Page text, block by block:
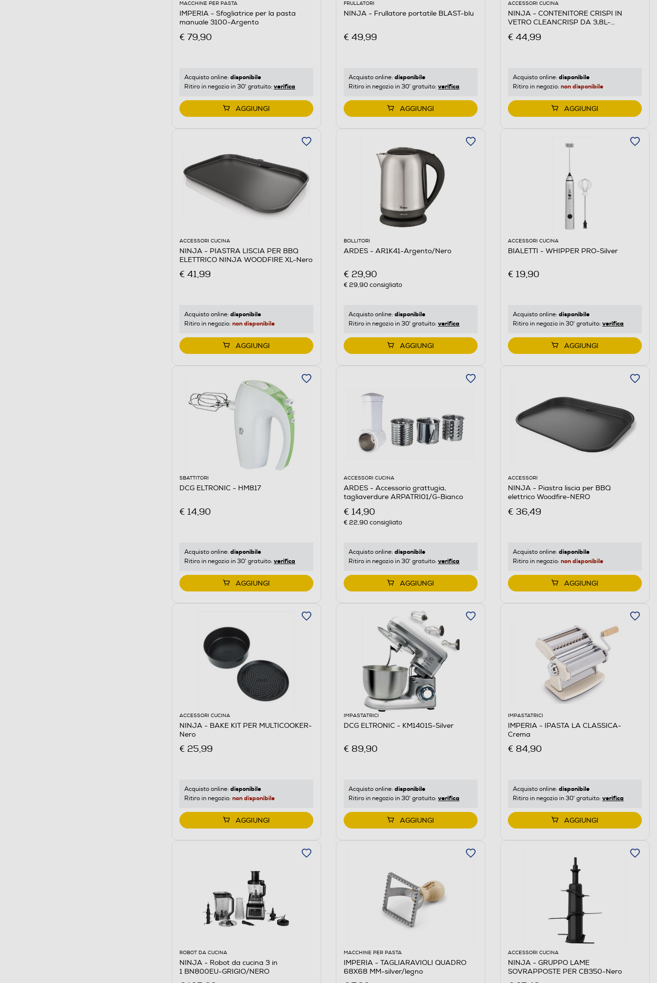
MACCHINE PER PASTA
IMPERIA - Sfogliatrice per la pasta
manuale 3100-Argento
€ 79,90
Acquisto online: disponibile
Ritiro in negozio in 30' gratuito: verifica
AGGIUNGI
FRULLATORI
NINJA - Frullatore portatile BLAST-blu
€ 49,99
Acquisto online: disponibile
Ritiro in negozio in 30' gratuito: verifica
AGGIUNGI
ACCESSORI CUCINA
NINJA - CONTENITORE CRISPI IN
VETRO CLEANCRISP DA 3,8L-
€ 44,99
Acquisto online: disponibile
Ritiro in negozio: non disponibile
AGGIUNGI
ACCESSORI CUCINA
NINJA - PIASTRA LISCIA PER BBQ
ELETTRICO NINJA WOODFIRE XL-Nero
€ 41,99
Acquisto online: disponibile
Ritiro in negozio: non disponibile
AGGIUNGI
BOLLITORI
ARDES - AR1K41-Argento/Nero
€ 29,90
€ 29,90consigliato
Acquisto online: disponibile
Ritiro in negozio in 30' gratuito: verifica
AGGIUNGI
ACCESSORI CUCINA
BIALETTI - WHIPPER PRO-Silver
€ 19,90
Acquisto online: disponibile
Ritiro in negozio in 30' gratuito: verifica
AGGIUNGI
SBATTITORI
DCG ELTRONIC - HM817
€ 14,90
Acquisto online: disponibile
Ritiro in negozio in 30' gratuito: verifica
AGGIUNGI
ACCESSORI CUCINA
ARDES - Accessorio grattugia,
tagliaverdure ARPATRI01/G-Bianco
€ 14,90
€ 22,90consigliato
Acquisto online: disponibile
Ritiro in negozio in 30' gratuito: verifica
AGGIUNGI
ACCESSORI
NINJA - Piastra liscia per BBQ
elettrico Woodfire-NERO
€ 36,49
Acquisto online: disponibile
Ritiro in negozio: non disponibile
AGGIUNGI
ACCESSORI CUCINA
NINJA - BAKE KIT PER MULTICOOKER-
Nero
€ 25,99
Acquisto online: disponibile
Ritiro in negozio: non disponibile
AGGIUNGI
IMPASTATRICI
DCG ELTRONIC - KM1401S-Silver
€ 89,90
Acquisto online: disponibile
Ritiro in negozio in 30' gratuito: verifica
AGGIUNGI
IMPASTATRICI
IMPERIA - IPASTA LA CLASSICA-
Crema
€ 84,90
Acquisto online: disponibile
Ritiro in negozio in 30' gratuito: verifica
AGGIUNGI
ROBOT DA CUCINA
NINJA - Robot da cucina 3 in
1 BN800EU-GRIGIO/NERO
MACCHINE PER PASTA
IMPERIA - TAGLIARAVIOLI QUADRO
68X68 MM-silver/legno
ACCESSORI CUCINA
NINJA - GRUPPO LAME
SOVRAPPOSTE PER CB350-Nero